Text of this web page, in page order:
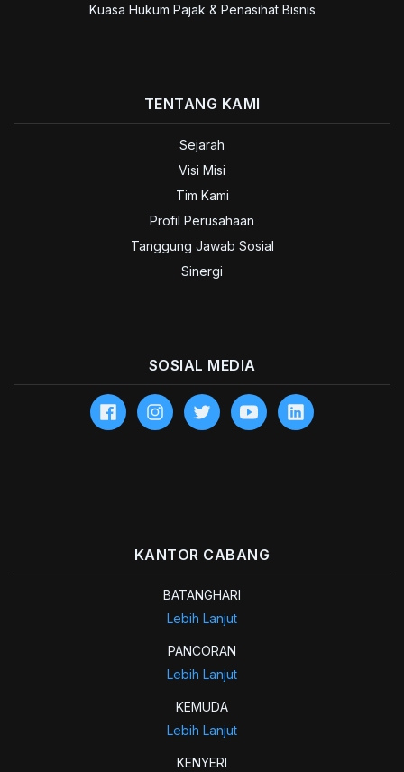
Kuasa Hukum Pajak & Penasihat Bisnis
TENTANG KAMI
Sejarah
Visi Misi
Tim Kami
Profil Perusahaan
Tanggung Jawab Sosial
Sinergi
SOSIAL MEDIA
KANTOR CABANG
BATANGHARI
Lebih Lanjut
PANCORAN
Lebih Lanjut
KEMUDA
Lebih Lanjut
KENYERI